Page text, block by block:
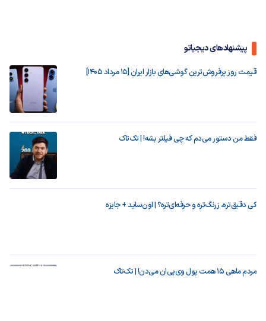
پیشنهادهای دیجیاتو
قیمت روز پرفروش‌ترین گوشی‌های بازار ایران [15 مرداد 1405]
فقط من دستور می‌دم که چی فیلتر بشه! | تک‌تاک
کی دقیق‌تره، زرنگ‌تره و حرفه‌ای‌تره؟ | اون‌ساید + جایزه
مردم ماهی ۱۵ همت پول وی‌پی‌ان می‌دن! | تک‌تاک